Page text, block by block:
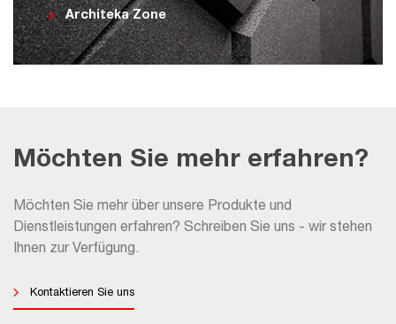
Architeka Zone
Möchten Sie mehr erfahren?
Möchten Sie mehr über unsere Produkte und
Dienstleistungen erfahren? Schreiben Sie uns - wir stehen
Ihnen zur Verfügung.
Kontaktieren Sie uns